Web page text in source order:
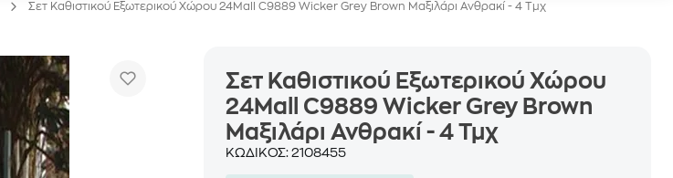
Σετ Καθιστικού Εξωτερικού Χώρου 24Mall C9889 Wicker Grey Brown Μαξιλάρι Ανθρακί - 4 Τμχ
Σετ Καθιστικού Εξωτερικού Χώρου
24Mall C9889 Wicker Grey Brown
Μαξιλάρι Ανθρακί - 4 Τμχ
ΚΩΔΙΚΟΣ:2108455